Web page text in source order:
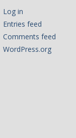
Log in
Entries feed
Comments feed
WordPress.org